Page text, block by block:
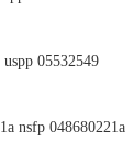
05532549
nsfp 048680221a